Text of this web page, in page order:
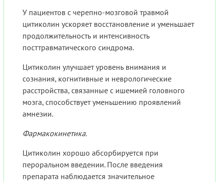
У пациентов с черепно-мозговой травмой
цитиколин ускоряет восстановление и уменьшает
продолжительность и интенсивность
посттравматического синдрома.
Цитиколин улучшает уровень внимания и
сознания, когнитивные и неврологические
расстройства, связанные с ишемией головного
мозга, способствует уменьшению проявлений
амнезии.
Фармакокинетика.
Цитиколин хорошо абсорбируется при
пероральном введении. После введения
препарата наблюдается значительное